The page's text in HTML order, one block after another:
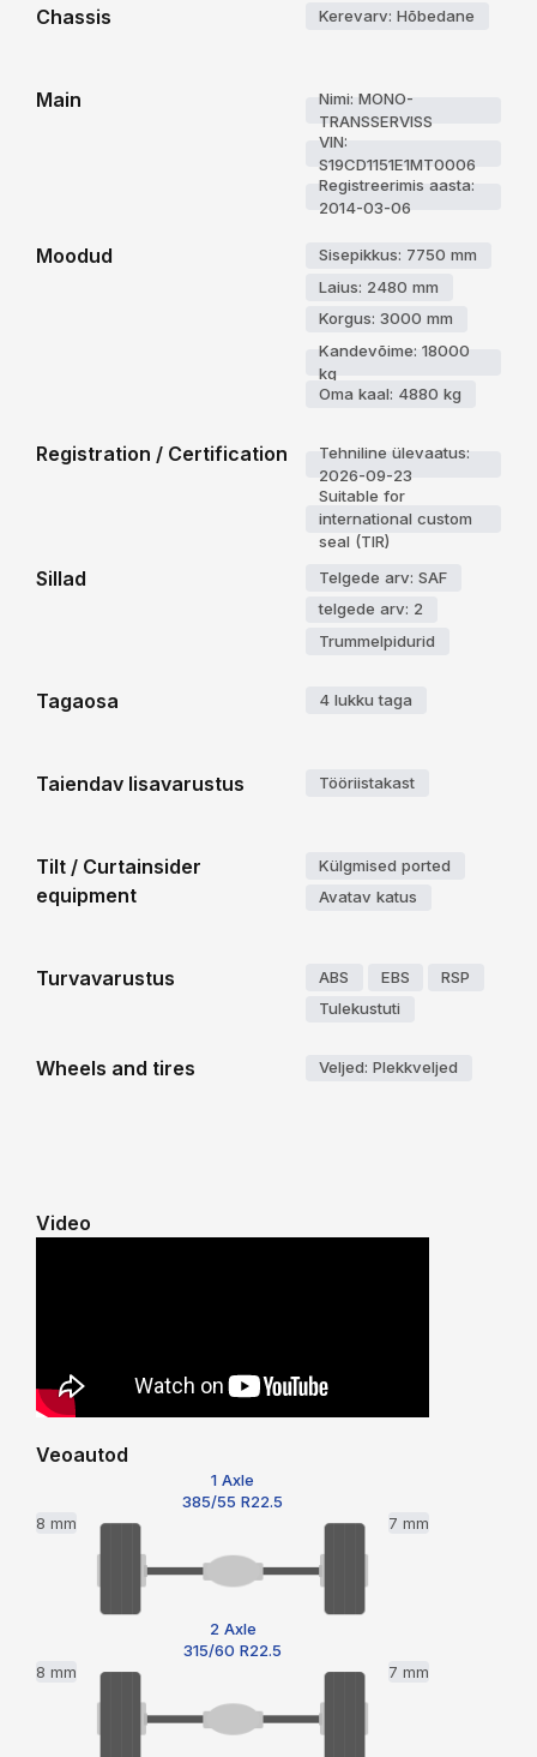
Chassis Kerevarv: Hõbedane
Main
Nimi: MONO-
TRANSSERVISS
VIN:
S19CD1151E1MT0006
Registreerimis aasta:
2014-03-06
Moodud
Sisepikkus: 7750 mm
Laius: 2480 mm
Korgus: 3000 mm
Kandevõime: 18000
kg
Oma kaal: 4880 kg
Registration / Certification
Tehniline ülevaatus:
2026-09-23
Suitable for
international custom
seal (TIR)
Sillad
Telgede arv: SAF
telgede arv: 2
Trummelpidurid
Tagaosa 4 lukku taga
Taiendav lisavarustus Tööriistakast
Tilt / Curtainsider
equipment
Külgmised ported
Avatav katus
Turvavarustus ABS EBS
RSP
Tulekustuti
Wheels and tires Veljed: Plekkveljed
Video
Veoautod
1 Axle
385/55 R22.5
8 mm
7 mm
2 Axle
315/60 R22.5
8 mm
7 mm